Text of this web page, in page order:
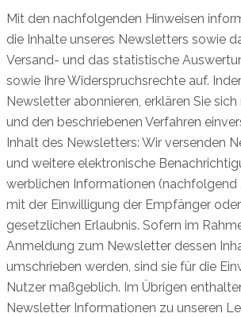
Mit den nachfolgenden Hinweisen
die Inhalte unseres Newsletters sowie
Versand- und das statistische
sowie Ihre Widerspruchsrechte auf.
Newsletter abonnieren, erklären Sie
und den beschriebenen Verfahren
Inhalt des Newsletters: Wir versenden
und weitere elektronische
werblichen Informationen (nachfolgend
mit der Einwilligung der Empfänger
gesetzlichen Erlaubnis. Sofern im
Anmeldung zum Newsletter dessen
umschrieben werden, sind sie für die
Nutzer maßgeblich. Im Übrigen
Newsletter Informationen zu unseren